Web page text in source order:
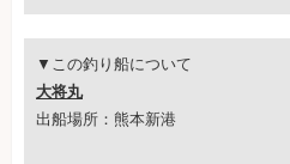
▼この釣り船について
大将丸
出船場所：熊本新港